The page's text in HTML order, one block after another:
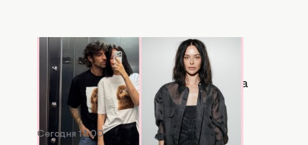
Сегодня 17:56
Копия бывшей: в Сети активно
сравнивают новую девушку Дантеса
с Дорофеевой (ФОТО)
Сегодня 17:00